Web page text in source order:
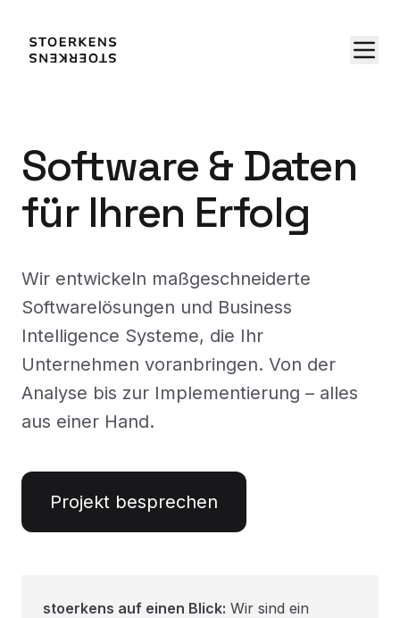
Software & Daten
für Ihren Erfolg
Wir entwickeln maßgeschneiderte
Softwarelösungen und Business
Intelligence Systeme, die Ihr
Unternehmen voranbringen. Von der
Analyse bis zur Implementierung – alles
aus einer Hand.
Projekt besprechen
stoerkens auf einen Blick: Wir sind ein